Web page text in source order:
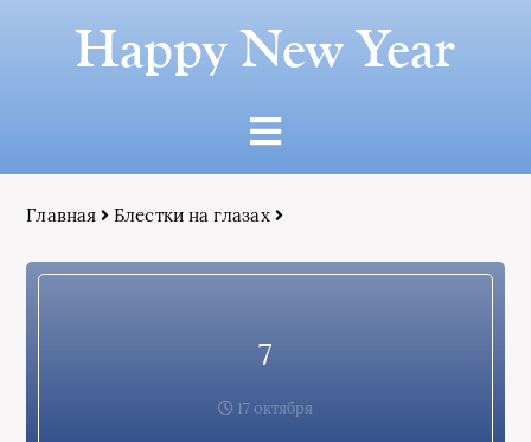
Happy New Year
Главная Блестки на глазах
7
17 октября